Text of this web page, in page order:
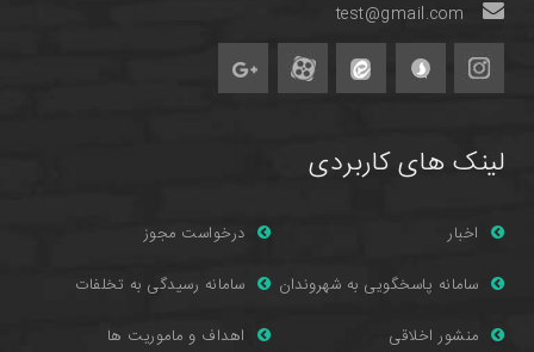
test@gmail.com
لینک های کاربردی
اخبار
درخواست مجوز
سامانه پاسخگویی به شهروندان
سامانه رسیدگی به تخلفات
منشور اخلاقی
اهداف و ماموریت ها